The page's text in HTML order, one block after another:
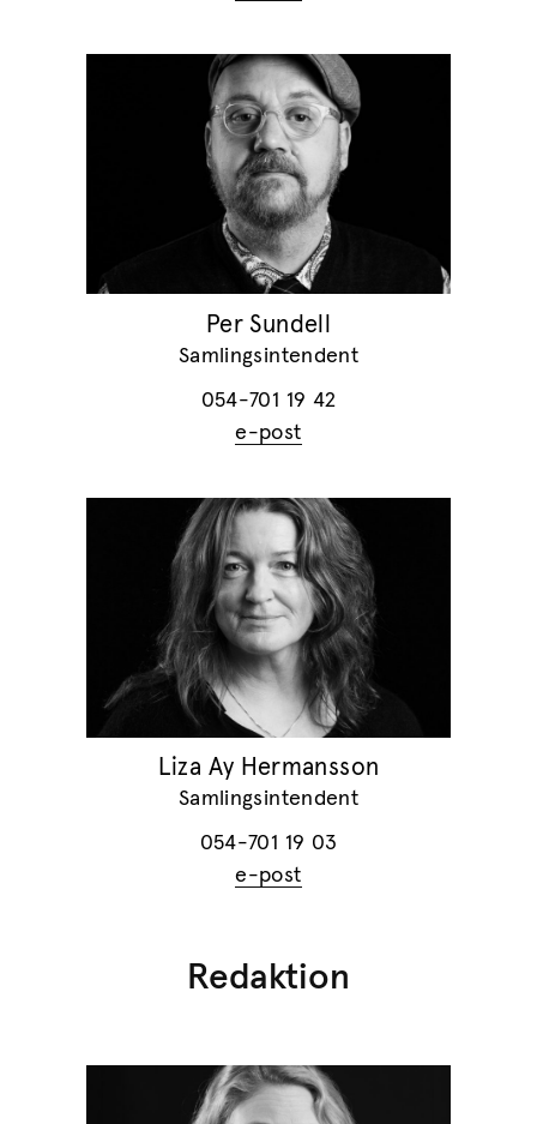
Per Sundell
Samlingsintendent
054-701 19 42
e-post
Liza Ay Hermansson
Samlingsintendent
054-701 19 03
e-post
Redaktion